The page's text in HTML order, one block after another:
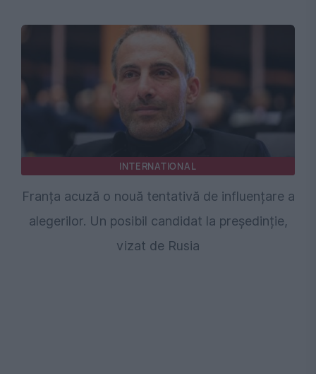
INTERNATIONAL
Franța acuză o nouă tentativă de influențare a
alegerilor. Un posibil candidat la președinție,
vizat de Rusia